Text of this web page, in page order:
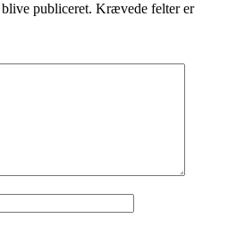
publiceret. Krævede felter er